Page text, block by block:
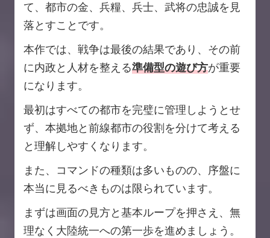
て、都市の金、兵糧、兵士、武将の忠誠を見
落とすことです。
本作では、戦争は最後の結果であり、その前
に内政と人材を整える準備型の遊び方が重要
になります。
最初はすべての都市を完璧に管理しようとせ
ず、本拠地と前線都市の役割を分けて考える
と理解しやすくなります。
また、コマンドの種類は多いものの、序盤に
本当に見るべきものは限られています。
まずは画面の見方と基本ループを押さえ、無
理なく大陸統一への第一歩を進めましょう。